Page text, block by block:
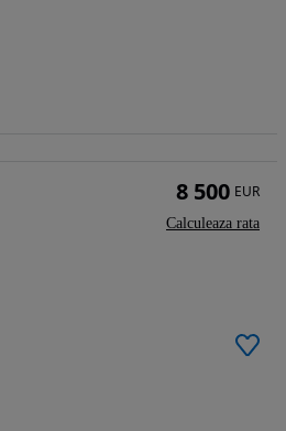
8 500 EUR
Calculeaza rata